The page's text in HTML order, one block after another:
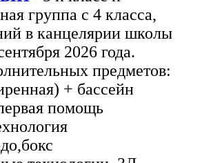
группа с 4 класса,
в канцелярии школы
2026 года.
предметов:
+ бассейн
помощь